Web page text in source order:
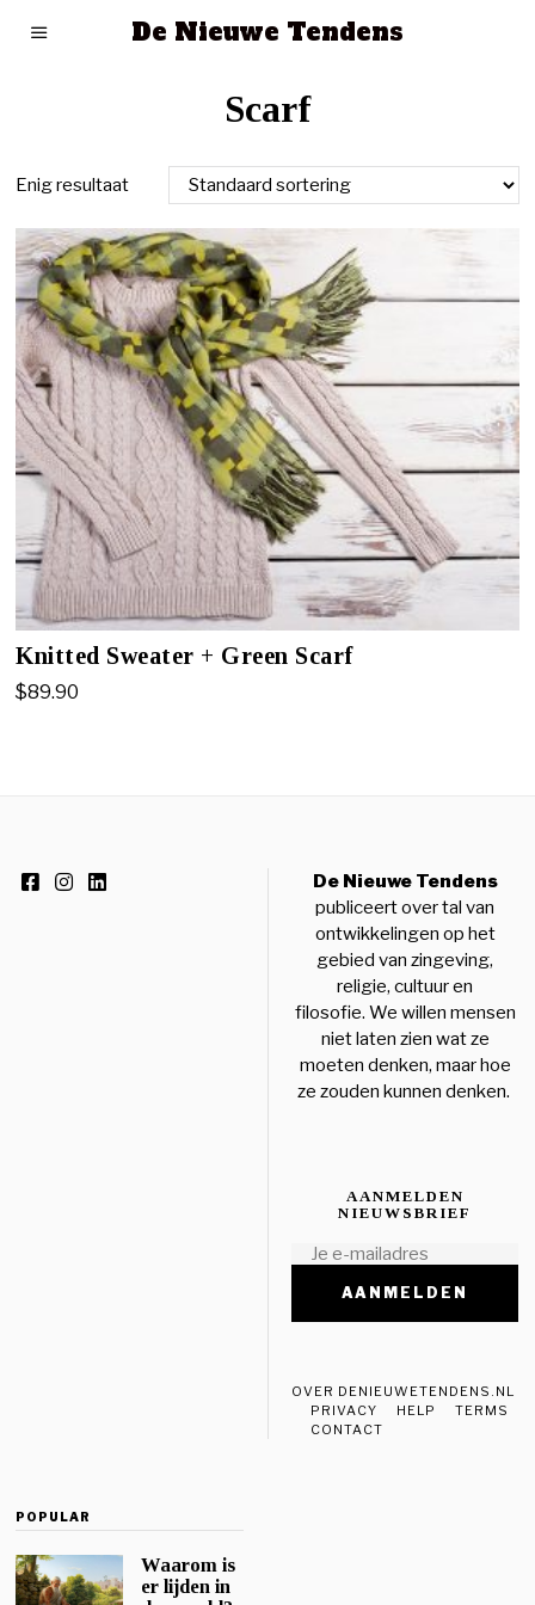
De Nieuwe Tendens
Scarf
Enig resultaat
Knitted Sweater + Green Scarf
$89.90
De Nieuwe Tendens
publiceert over tal van
ontwikkelingen op het
gebied van zingeving,
religie, cultuur en
filosofie. We willen mensen
niet laten zien wat ze
moeten denken, maar hoe
ze zouden kunnen denken.
AANMELDEN
NIEUWSBRIEF
OVER DENIEUWETENDENS.NL
PRIVACY
HELP
TERMS
CONTACT
POPULAR
Waarom is
er lijden in